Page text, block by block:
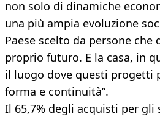
non solo di dinamiche
una più ampia evoluzione
Paese scelto da persone
proprio futuro. E la casa, in
il luogo dove questi progetti
forma e continuità”.
Il 65,7% degli acquisti per gli